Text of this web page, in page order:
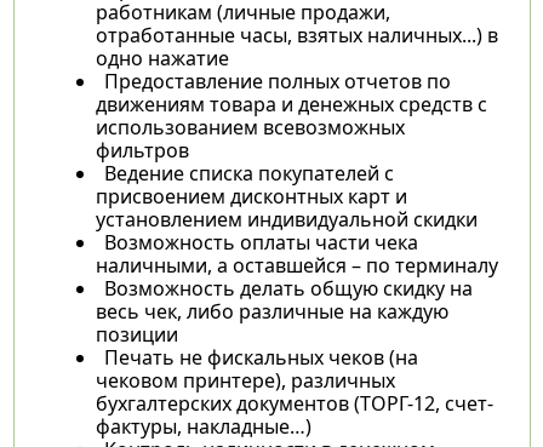
работникам (личные продажи,
отработанные часы, взятых наличных...) в
одно нажатие
Предоставление полных отчетов по
движениям товара и денежных средств с
использованием всевозможных
фильтров
Ведение списка покупателей с
присвоением дисконтных карт и
установлением индивидуальной скидки
Возможность оплаты части чека
наличными, а оставшейся – по терминалу
Возможность делать общую скидку на
весь чек, либо различные на каждую
позиции
Печать не фискальных чеков (на
чековом принтере), различных
бухгалтерских документов (ТОРГ-12, счет-
фактуры, накладные…)